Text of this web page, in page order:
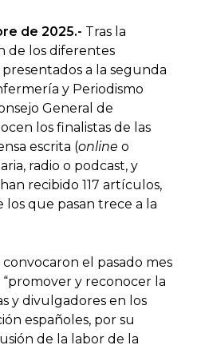
de 2025.- Tras la
de los diferentes
a la segunda
y Periodismo
General de
los finalistas de las
escrita (online o
radio o podcast, y
recibido 117 artículos,
los que pasan trece a la
convocaron el pasado mes
y reconocer la
y divulgadores en los
españoles, por su
de la labor de la